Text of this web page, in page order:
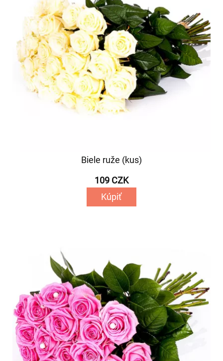
Biele ruže (kus)
109 CZK
Kúpiť